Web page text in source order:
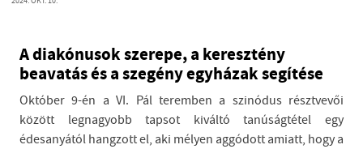
A diakónusok szerepe, a keresztény
beavatás és a szegény egyházak segítése
Október 9-én a VI. Pál teremben a szinódus résztvevői
között legnagyobb tapsot kiváltó tanúságtétel egy
édesanyától hangzott el, aki mélyen aggódott amiatt, hogy a